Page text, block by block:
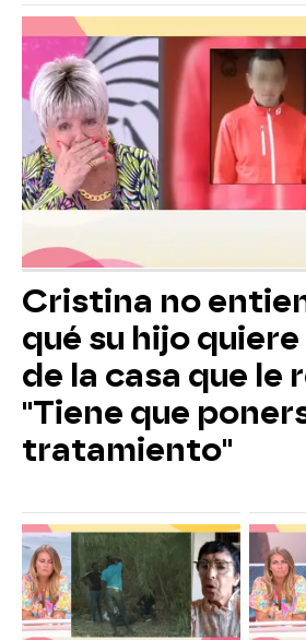
Cristina no
qué su hijo
de la casa que le
"Tiene que
tratamiento"